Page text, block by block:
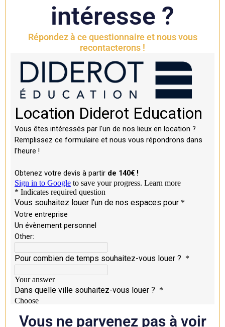
intéresse ?
Répondez à ce questionnaire et nous vous
recontacterons !
Vous ne parvenez pas à voir